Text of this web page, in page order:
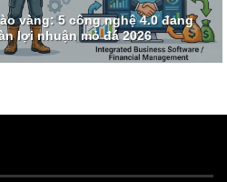
vàng: 5 công nghệ 4.0 đang
lợi nhuận mỏ đá 2026